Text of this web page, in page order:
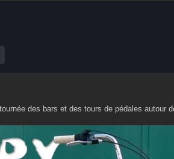
des bars et des tours de pédales autour